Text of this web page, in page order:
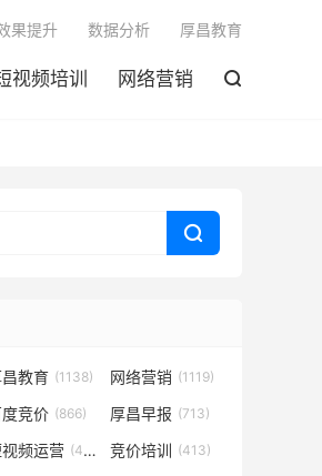
视频培训 网络营销 
果提升 数据分析 厚昌教育

昌教育 (1138) 网络营销 (1119)
度竞价 (866) 厚昌早报 (713)
频运营 (431) 竞价培训 (413)